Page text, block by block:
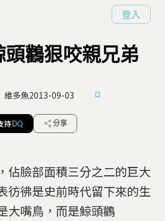
登入
頭鸛狠咬親兄弟
維多魚2013-09-03
持 DQ 分享
佔臉部面積三分之二的巨大
彷彿是史前時代留下來的生
大嘴鳥，而是鯨頭鸛